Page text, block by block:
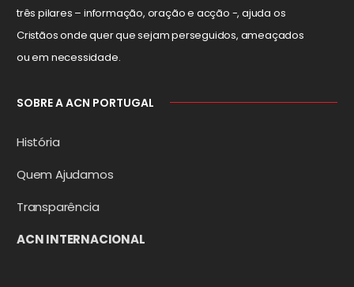
três pilares – informação, oração e acção -, ajuda os
Cristãos onde quer que sejam perseguidos, ameaçados
ou em necessidade.
SOBRE A ACN PORTUGAL
História
Quem Ajudamos
Transparência
ACN INTERNACIONAL